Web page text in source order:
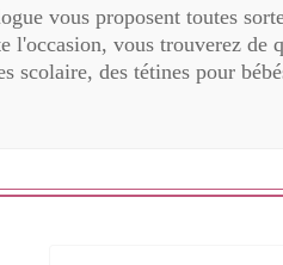
vous proposent toutes
l'occasion, vous trouverez de
scolaire, des tétines pour